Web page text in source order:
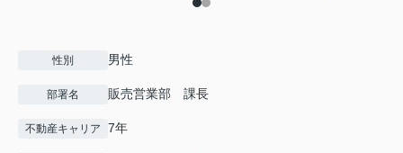
性別 男性
部署名 販売営業部 課長
不動産キャリア 7年